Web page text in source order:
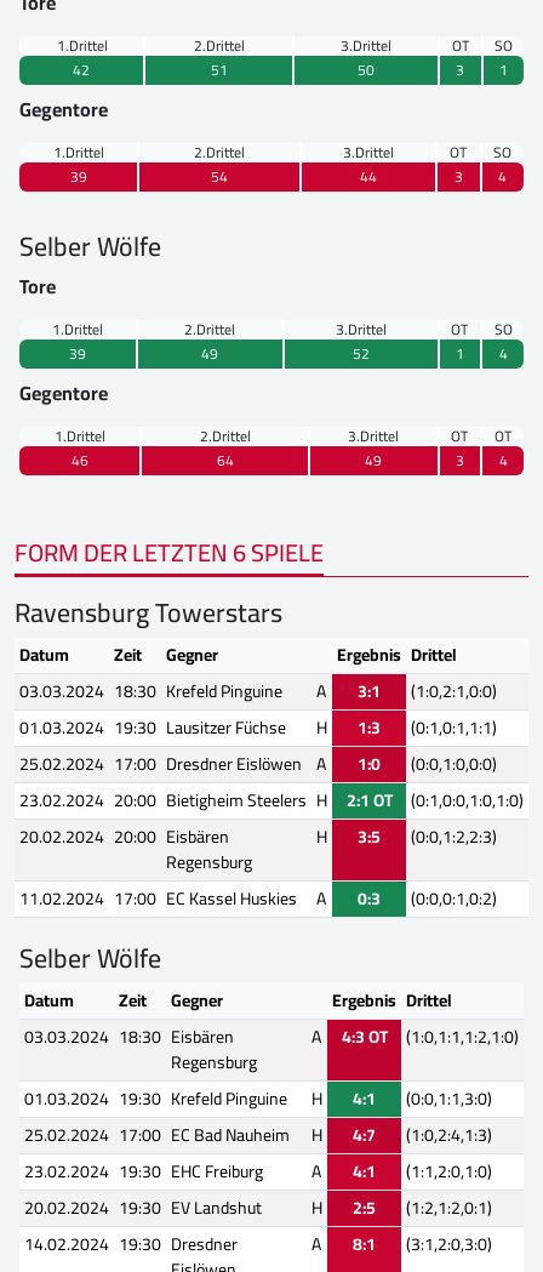
1.Drittel 2.Drittel 3.Drittel OT
SO
42
51 50 3 1
Gegentore
1.Drittel 2.Drittel 3.Drittel OT
SO
39
54 44 3 4
Selber Wölfe
Tore
1.Drittel 2.Drittel 3.Drittel OT
SO
39
49 52 1 4
Gegentore
1.Drittel 2.Drittel 3.Drittel OT
OT
46
64 49 3 4
FORM DER LETZTEN 6 SPIELE
Ravensburg Towerstars
Datum Zeit Gegner Ergebnis Drittel
03.03.2024 18:30 Krefeld Pinguine A 3:1
(1:0,2:1,0:0)
01.03.2024 19:30 Lausitzer Füchse H 1:3
(0:1,0:1,1:1)
25.02.2024 17:00 Dresdner Eislöwen A 1:0
(0:0,1:0,0:0)
23.02.2024 20:00 Bietigheim Steelers H 2:1 OT (0:1,0:0,1:0,1:0)
20.02.2024 20:00 Eisbären
Regensburg
H 3:5
(0:0,1:2,2:3)
11.02.2024 17:00 EC Kassel Huskies A 0:3 (0:0,0:1,0:2)
Selber Wölfe
Datum Zeit Gegner Ergebnis Drittel
03.03.2024 18:30 Eisbären
Regensburg
A 4:3 OT (1:0,1:1,1:2,1:0)
01.03.2024 19:30 Krefeld Pinguine H 4:1
(0:0,1:1,3:0)
25.02.2024 17:00 EC Bad Nauheim H 4:7
(1:0,2:4,1:3)
23.02.2024 19:30 EHC Freiburg A 4:1
(1:1,2:0,1:0)
20.02.2024 19:30 EV Landshut H 2:5
(1:2,1:2,0:1)
14.02.2024 19:30 Dresdner
A 8:1 (3:1,2:0,3:0)